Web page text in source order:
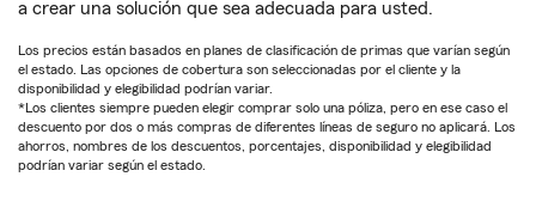
a crear una solución que sea adecuada para usted.
Los precios están basados en planes de clasificación de primas que varían según
el estado. Las opciones de cobertura son seleccionadas por el cliente y la
disponibilidad y elegibilidad podrían variar.
*Los clientes siempre pueden elegir comprar solo una póliza, pero en ese caso el
descuento por dos o más compras de diferentes líneas de seguro no aplicará. Los
ahorros, nombres de los descuentos, porcentajes, disponibilidad y elegibilidad
podrían variar según el estado.